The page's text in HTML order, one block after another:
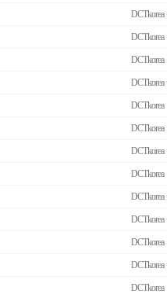
DCTkorea
DCTkorea
DCTkorea
DCTkorea
DCTkorea
DCTkorea
DCTkorea
DCTkorea
DCTkorea
DCTkorea
DCTkorea
DCTkorea
DCTkorea